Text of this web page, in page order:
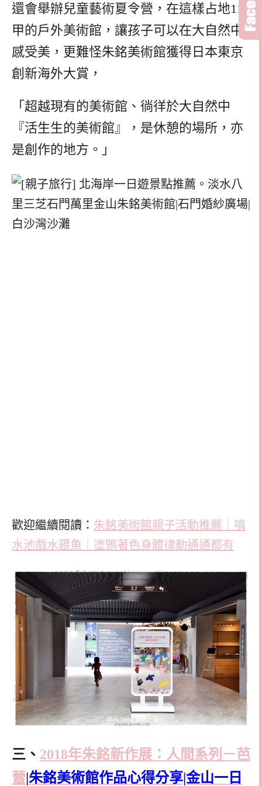
還會舉辦兒童藝術夏令營，在這樣占地11
甲的戶外美術館，讓孩子可以在大自然中
感受美，更難怪朱銘美術館獲得日本東京
創新海外大賞，
「超越現有的美術館、徜徉於大自然中
『活生生的美術館』，是休憩的場所，亦
是創作的地方。」
歡迎繼續閱讀： 朱銘美術館親子活動推薦｜噴
水池戲水餵魚｜塗鴉著色身體律動通通都有
三、 2018年朱銘新作展：人間系列－芭
蕾|朱銘美術館作品心得分享|金山一日